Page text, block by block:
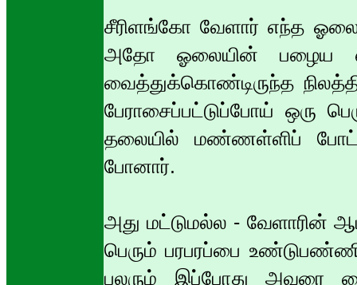
சீரிளங்கோ வேளார் எந்த
அதோ ஓலையின் பழைய
வைத்துக்கொண்டிருந்த
பேராசைப்பட்டுப்போய் ஒரு
தலையில் மண்ணள்ளிப்
போனார்.
அது மட்டுமல்ல - வேளாரின்
பெரும் பரபரப்பை
பலரும் இப்போது அவரை